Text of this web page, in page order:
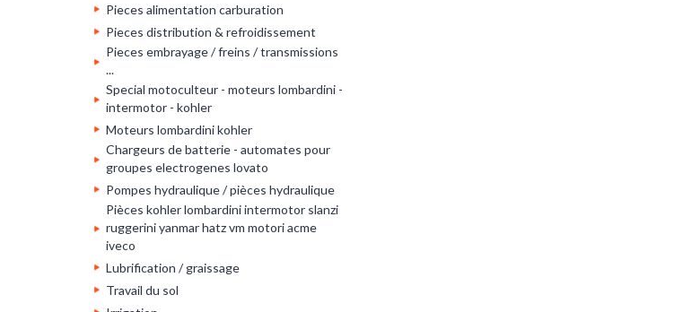
Pieces alimentation carburation
Pieces distribution & refroidissement
Pieces embrayage / freins / transmissions
...
Special motoculteur - moteurs lombardini -
intermotor - kohler
Moteurs lombardini kohler
Chargeurs de batterie - automates pour
groupes electrogenes lovato
Pompes hydraulique / pièces hydraulique
Pièces kohler lombardini intermotor slanzi
ruggerini yanmar hatz vm motori acme
iveco
Lubrification / graissage
Travail du sol